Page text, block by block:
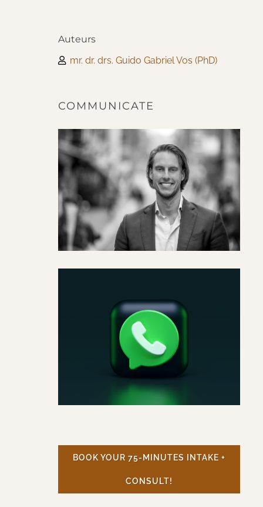
Auteurs
mr. dr. drs. Guido Gabriel Vos (PhD)
COMMUNICATE
BOOK YOUR 75-MINUTES INTAKE +
CONSULT!